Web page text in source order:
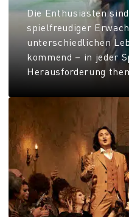
Die Enthusiasten
spielfreudiger
unterschiedlichen
kommend – in jeder
Herausforderung